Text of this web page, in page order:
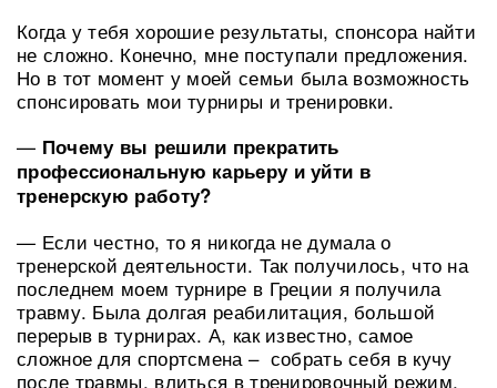
Когда у тебя хорошие результаты, спонсора найти
не сложно. Конечно, мне поступали предложения.
Но в тот момент у моей семьи была возможность
спонсировать мои турниры и тренировки.
— Почему вы решили прекратить
профессиональную карьеру и уйти в
тренерскую работу?
— Если честно, то я никогда не думала о
тренерской деятельности. Так получилось, что на
последнем моем турнире в Греции я получила
травму. Была долгая реабилитация, большой
перерыв в турнирах. А, как известно, самое
сложное для спортсмена – собрать себя в кучу
после травмы, влиться в тренировочный режим,